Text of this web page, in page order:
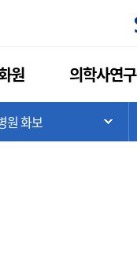
원 의학사연
뉴 목록 열기
원 화보